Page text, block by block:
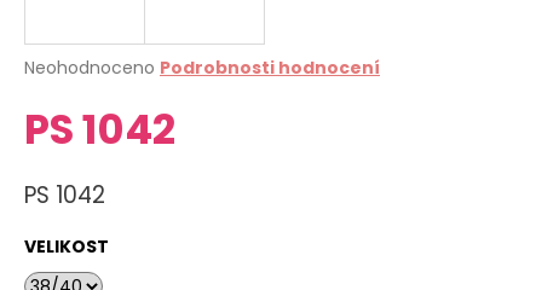
Průměrné
produktu
je
z
5
Neohodnoceno Podrobnosti hodnocení
PS 1042
PS 1042
VELIKOST
j
t
?